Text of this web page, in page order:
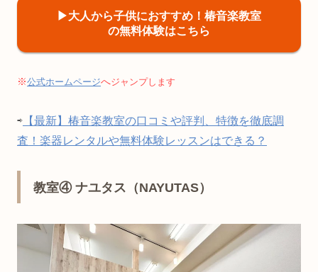
▶︎大人から子供におすすめ！椿音楽教室
の無料体験はこちら
※公式ホームページへジャンプします
⇨ 【最新】椿音楽教室の口コミや評判、特徴を徹底調
査！楽器レンタルや無料体験レッスンはできる？
教室④ ナユタス（NAYUTAS）